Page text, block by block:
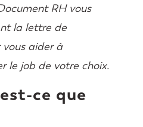
RH vous
la lettre de
aider à
le job de votre choix.
ce que